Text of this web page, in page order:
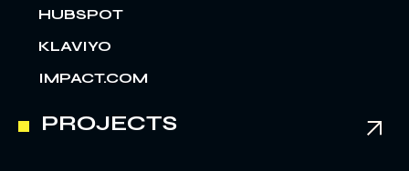
HUBSPOT
KLAVIYO
IMPACT.COM
PROJECTS